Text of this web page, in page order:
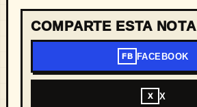
COMPARTE ESTA NOTA
FB FACEBOOK
X X